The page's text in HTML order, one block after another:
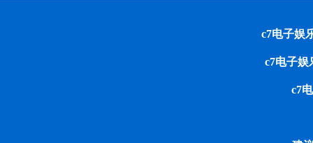
c7电子娱
c7电子娱
c7